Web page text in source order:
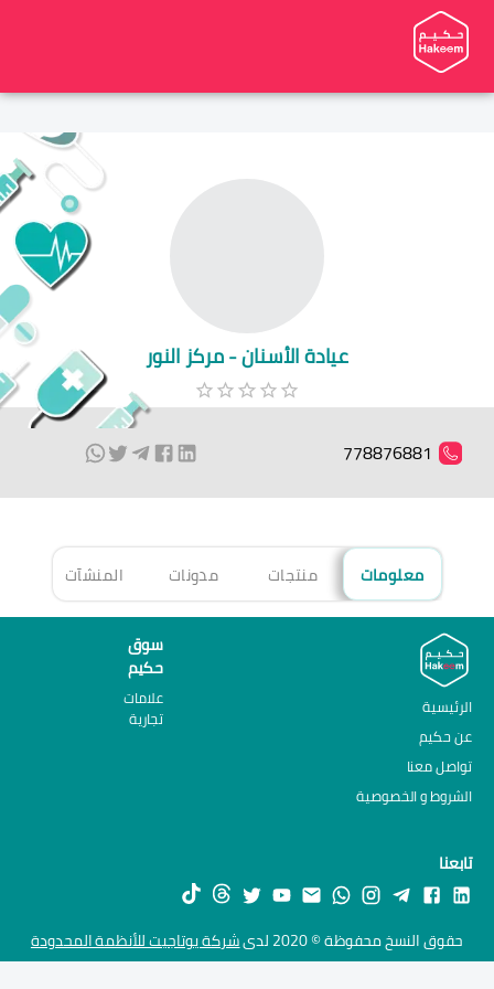
عيادة الأسنان - مركز النور
778876881
معلومات منتجات مدونات المنشآت
الرئيسية
عن حكيم
تواصل معنا
الشروط و الخصوصية
سوق
حكيم
علامات
تجارية
تابعنا
حقوق النسخ محفوظة © 2020 لدى شركة يوتاجيت للأنظمة المحدودة